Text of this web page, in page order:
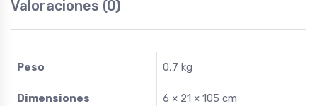
Valoraciones (0)
Peso 0,7 kg
Dimensiones 6 × 21 × 105 cm